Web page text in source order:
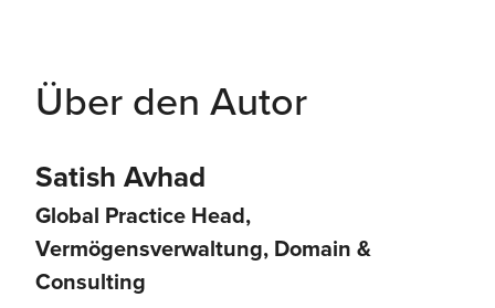
Über den Autor
Satish Avhad
Global Practice Head,
Vermögensverwaltung, Domain &
Consulting